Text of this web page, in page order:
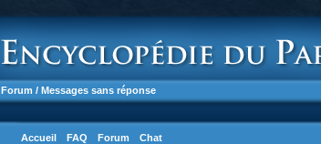
Forum / Messages sans réponse
Accueil FAQ Forum Chat